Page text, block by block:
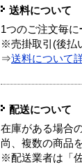
送料について
1つのご注文毎に
※売掛取引(後払
⇒送料について
配送について
在庫がある場合
尚、複数の商品
※配送業者は「